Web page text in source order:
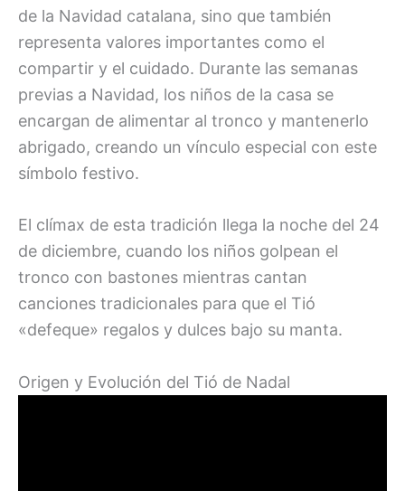
de la Navidad catalana, sino que también
representa valores importantes como el
compartir y el cuidado. Durante las semanas
previas a Navidad, los niños de la casa se
encargan de alimentar al tronco y mantenerlo
abrigado, creando un vínculo especial con este
símbolo festivo.
El clímax de esta tradición llega la noche del 24
de diciembre, cuando los niños golpean el
tronco con bastones mientras cantan
canciones tradicionales para que el Tió
«defeque» regalos y dulces bajo su manta.
Origen y Evolución del Tió de Nadal